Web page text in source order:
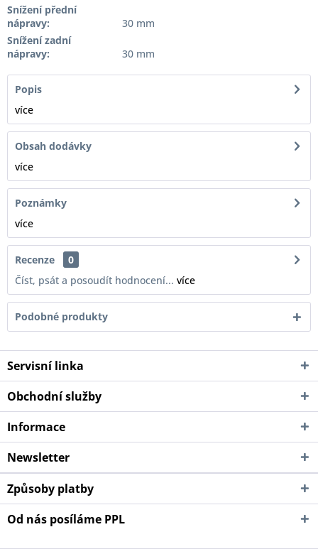
Snížení přední
nápravy:
30 mm
Snížení zadní
nápravy:
30 mm
Popis
více
Obsah dodávky
více
Poznámky
více
Recenze
0
Číst, psát a posoudít hodnocení... více
Podobné produkty
Servisní linka
Obchodní služby
Informace
Newsletter
Způsoby platby
Od nás posíláme PPL